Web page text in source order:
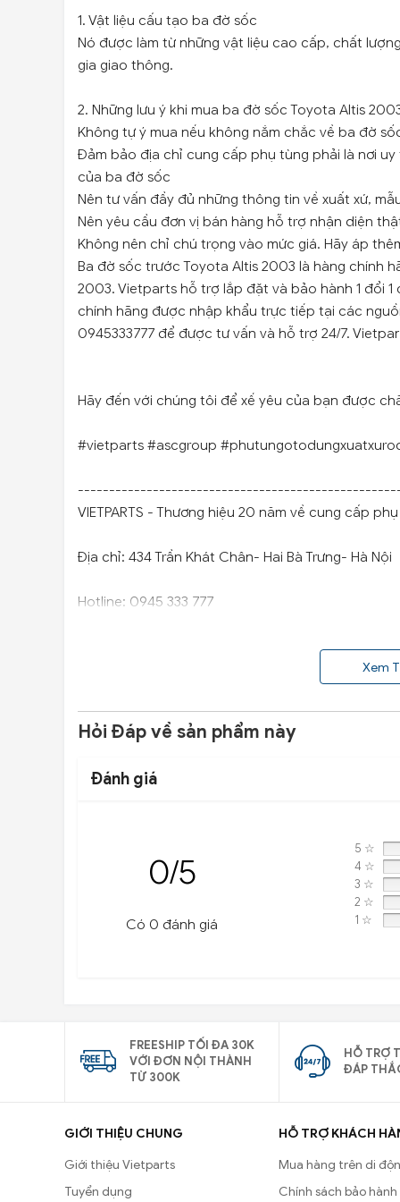
1. Vật liệu cấu tạo ba đờ sốc
Nó được làm từ những vật liệu cao cấp, chất
gia giao thông.
2. Những lưu ý khi mua ba đờ sốc Toyota Altis
Không tự ý mua nếu không nắm chắc về ba đờ
Đảm bảo địa chỉ cung cấp phụ tùng phải là nơi
của ba đờ sốc
Nên tư vấn đầy đủ những thông tin về xuất xứ,
Nên yêu cầu đơn vị bán hàng hỗ trợ nhận diện
Không nên chỉ chú trọng vào mức giá. Hãy áp
Ba đờ sốc trước Toyota Altis 2003 là hàng chính
2003. Vietparts hỗ trợ lắp đặt và bảo hành 1 đổi
chính hãng được nhập khẩu trực tiếp tại các
0945333777 để được tư vấn và hỗ trợ 24/7.
Hãy đến với chúng tôi để xế yêu của bạn được
#vietparts #ascgroup
VIETPARTS - Thương hiệu 20 năm về cung cấp
Địa chỉ: 434 Trần Khát Chân- Hai Bà Trưng- Hà Nội
Hotline: 0945 333 777
Xem
Hỏi Đáp về sản phẩm này
Đánh giá
0/5
Có 0 đánh giá
5 ☆
4 ☆
3 ☆
2 ☆
1 ☆
FREESHIP TỐI ĐA 30K
VỚI ĐƠN NỘI THÀNH
TỪ 300K
HỖ TRỢ
ĐÁP
GIỚI THIỆU CHUNG
Giới thiệu Vietparts
Tuyển dụng
HỖ TRỢ KHÁCH
Mua hàng trên di
Chính sách bảo hành